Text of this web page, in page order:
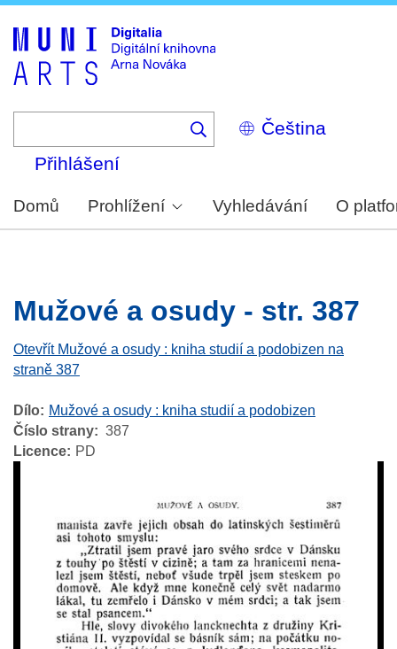
Select
your
Přihlášení
Domů Prohlížení Vyhledávání O
Mužové a osudy - str. 387
Otevřít Mužové a osudy : kniha studií a podobizen na
straně 387
Dílo
Mužové a osudy : kniha studií a podobizen
Číslo strany
387
Licence
PD